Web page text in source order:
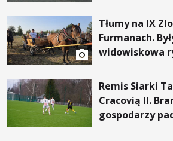
Tłumy na IX
Furmanach.
widowiskowa
Remis Siarki
Cracovią II.
gospodarzy